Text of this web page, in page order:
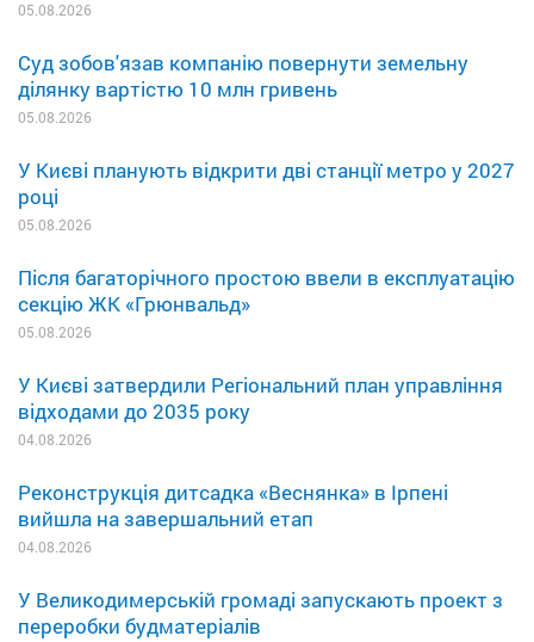
05.08.2026
Суд зобов'язав компанію повернути земельну
ділянку вартістю 10 млн гривень
05.08.2026
У Києві планують відкрити дві станції метро у 2027
році
05.08.2026
Після багаторічного простою ввели в експлуатацію
секцію ЖК «Грюнвальд»
05.08.2026
У Києві затвердили Регіональний план управління
відходами до 2035 року
04.08.2026
Реконструкція дитсадка «Веснянка» в Ірпені
вийшла на завершальний етап
04.08.2026
У Великодимерській громаді запускають проект з
переробки будматеріалів